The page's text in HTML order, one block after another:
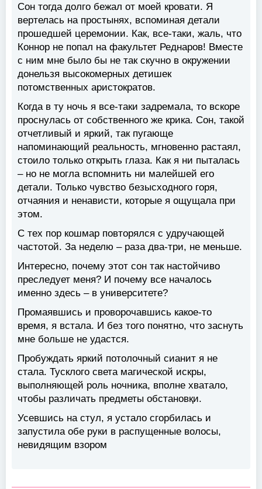
Сон тогда долго бежал от моей кровати. Я
вертелась на простынях, вспоминая детали
прошедшей церемонии. Как, все-таки, жаль, что
Коннор не попал на факультет Реднаров! Вместе
с ним мне было бы не так скучно в окружении
донельзя высокомерных детишек
потомственных аристократов.
Когда в ту ночь я все-таки задремала, то вскоре
проснулась от собственного же крика. Сон, такой
отчетливый и яркий, так пугающе
напоминающий реальность, мгновенно растаял,
стоило только открыть глаза. Как я ни пыталась
– но не могла вспомнить ни малейшей его
детали. Только чувство безысхoдного горя,
отчаяния и ненависти, которые я ощущала при
этом.
С тех пор кошмар повторялся с удручающей
частотой. За неделю – раза два-три, не меньше.
Интересно, почему этот сон так настойчиво
преследует меня? И почему все началось
именно здесь – в университете?
Промаявшись и проворочавшись какое-то
время, я встала. И без того понятно, что заснуть
мне больше не удастся.
Пробуждать яркий потолочный сианит я не
стала. Тусклого света магической искры,
выполняющей роль ночника, вполне хватало,
чтобы различать предметы обстановқи.
Усевшись на стул, я устало сгорбилась и
запустила обе руки в распущенные волосы,
невидящим взором